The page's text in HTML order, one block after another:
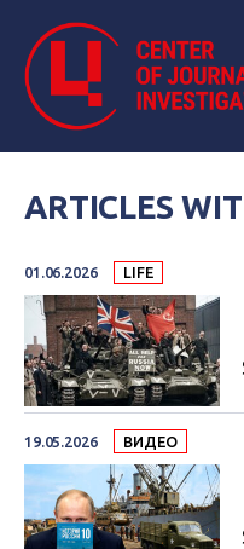
ARTICLES
01.06.2026 LIFE
19.05.2026 ВИДЕО